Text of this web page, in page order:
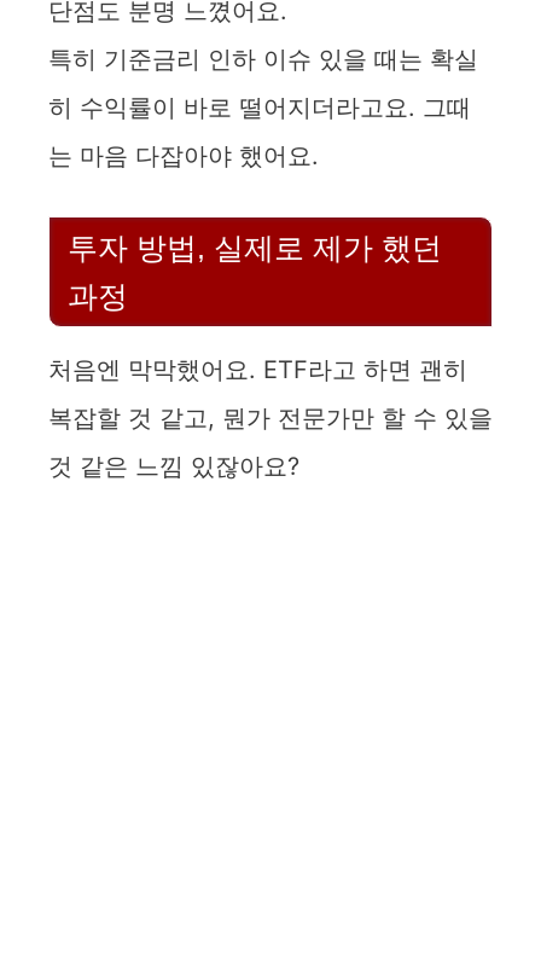
단점도 분명 느꼈어요.
특히 기준금리 인하 이슈 있을 때는 확실
히 수익률이 바로 떨어지더라고요. 그때
는 마음 다잡아야 했어요.
투자 방법, 실제로 제가 했던
과정
처음엔 막막했어요. ETF라고 하면 괜히
복잡할 것 같고, 뭔가 전문가만 할 수 있을
것 같은 느낌 있잖아요?